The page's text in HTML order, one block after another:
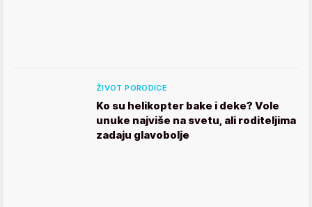
ŽIVOT PORODICE
Ko su helikopter bake i deke? Vole
unuke najviše na svetu, ali roditeljima
zadaju glavobolje